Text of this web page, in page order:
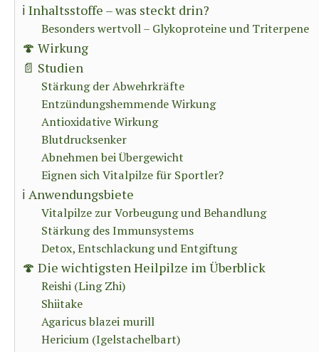
ℹ️ Inhaltsstoffe – was steckt drin?
Besonders wertvoll – Glykoproteine und Triterpene
🍄 Wirkung
📄 Studien
Stärkung der Abwehrkräfte
Entzündungshemmende Wirkung
Antioxidative Wirkung
Blutdrucksenker
Abnehmen bei Übergewicht
Eignen sich Vitalpilze für Sportler?
ℹ️ Anwendungsbiete
Vitalpilze zur Vorbeugung und Behandlung
Stärkung des Immunsystems
Detox, Entschlackung und Entgiftung
🍄 Die wichtigsten Heilpilze im Überblick
Reishi (Ling Zhi)
Shiitake
Agaricus blazei murill
Hericium (Igelstachelbart)